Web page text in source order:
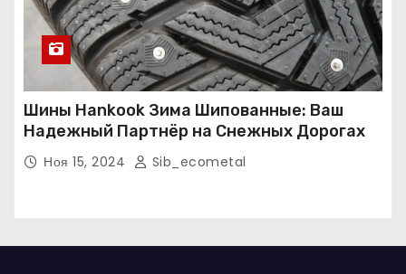
Шины Hankook Зима Шипованные: Ваш
Надежный Партнёр на Снежных Дорогах
Ноя 15, 2024 Sib_ecometal